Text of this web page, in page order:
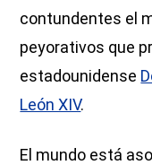
contundentes el
peyorativos que
estadounidense
León XIV.
El mundo está